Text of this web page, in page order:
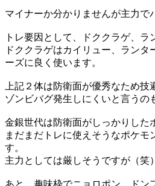
マイナーか分かりませんが主力で
トレ要因として、ドククラゲ、ラ
ドククラゲはカイリュー、ランタ
ーズに良く使います。
上記２体は防衛面が優秀なため技
ゾンビバグ発生しにくいと言うの
金銀世代は防衛面がしっかりした
まだまだトレに使えそうなポケモ
す。
主力としては厳しそうですが（笑）
あと、趣味枠でニョロポン、ドン